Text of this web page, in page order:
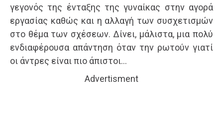
γεγονός της ένταξης της γυναίκας στην αγορά
εργασίας καθώς και η αλλαγή των συσχετισμών
στο θέμα των σχέσεων. Δίνει, μάλιστα, μια πολύ
ενδιαφέρουσα απάντηση όταν την ρωτούν γιατί
οι άντρες είναι πιο άπιστοι…
Advertisment